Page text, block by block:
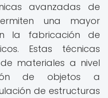
avanzadas de
una mayor
la fabricación de
Estas técnicas
materiales a nivel
de objetos a
de estructuras